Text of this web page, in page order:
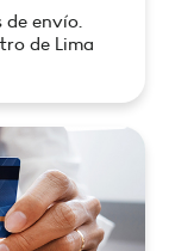
de envío.
de Lima